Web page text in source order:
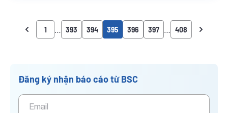
1 393 394 395 396 397 408
Đăng ký nhận báo cáo từ BSC